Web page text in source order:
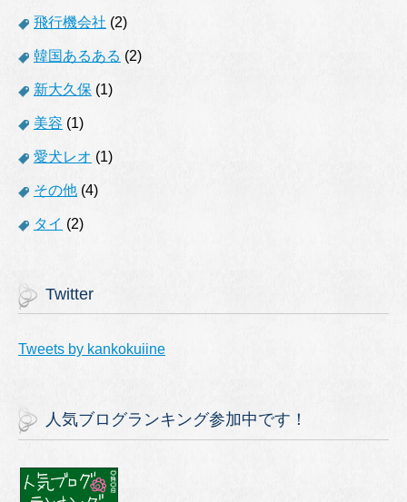
飛行機会社 (2)
韓国あるある (2)
新大久保 (1)
美容 (1)
愛犬レオ (1)
その他 (4)
タイ (2)
Twitter
Tweets by kankokuiine
人気ブログランキング参加中です！